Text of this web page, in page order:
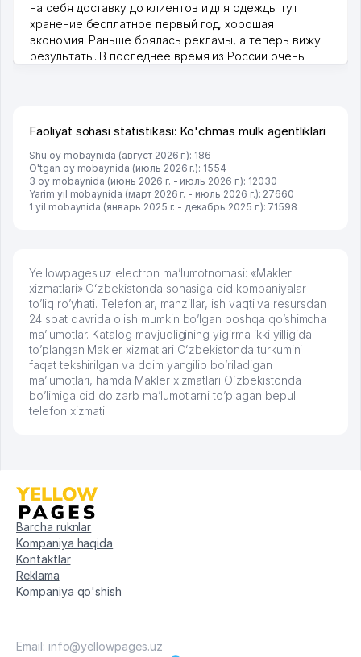
на себя доставку до клиентов и для одежды тут
хранение бесплатное первый год, хорошая
экономия. Раньше боялась рекламы, а теперь вижу
результаты. В последнее время из России очень
Faoliyat sohasi statistikasi: Ko'chmas mulk agentliklari
Shu oy mobaynida (август 2026 г.): 186
O'tgan oy mobaynida (июль 2026 г.): 1554
3 oy mobaynida (июнь 2026 г. - июль 2026 г.): 12030
Yarim yil mobaynida (март 2026 г. - июль 2026 г.): 27660
1 yil mobaynida (январь 2025 г. - декабрь 2025 г.): 71598
Yellowpages.uz electron ma’lumotnomasi: «Makler
xizmatlari» Oʻzbekistonda sohasiga oid kompaniyalar
to’liq ro’yhati. Telefonlar, manzillar, ish vaqti va resursdan
24 soat davrida olish mumkin bo’lgan boshqa qo’shimcha
ma’lumotlar. Katalog mavjudligining yigirma ikki yilligida
to’plangan Makler xizmatlari Oʻzbekistonda turkumini
faqat tekshirilgan va doim yangilib bo’riladigan
ma’lumotlari, hamda Makler xizmatlari Oʻzbekistonda
bo’limiga oid dolzarb ma’lumotlarni to’plagan bepul
telefon xizmati.
Barcha ruknlar
Kompaniya haqida
Kontaktlar
Reklama
Kompaniya qo'shish
Email: info@yellowpages.uz